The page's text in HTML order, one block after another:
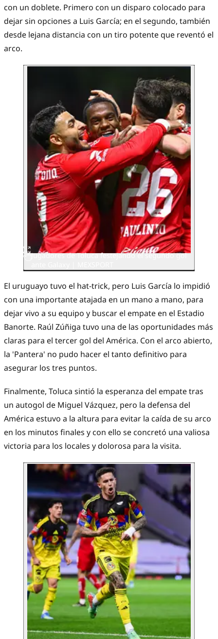
con un doblete. Primero con un disparo colocado para
dejar sin opciones a Luis García; en el segundo, también
desde lejana distancia con un tiro potente que reventó el
arco.
Jugadores de Toluca festejando el segundo gol
El uruguayo tuvo el hat-trick, pero Luis García lo impidió
con una importante atajada en un mano a mano, para
dejar vivo a su equipo y buscar el empate en el Estadio
Banorte. Raúl Zúñiga tuvo una de las oportunidades más
claras para el tercer gol del América. Con el arco abierto,
la 'Pantera' no pudo hacer el tanto definitivo para
asegurar los tres puntos.
Finalmente, Toluca sintió la esperanza del empate tras
un autogol de Miguel Vázquez, pero la defensa del
América estuvo a la altura para evitar la caída de su arco
en los minutos finales y con ello se concretó una valiosa
victoria para los locales y dolorosa para la visita.